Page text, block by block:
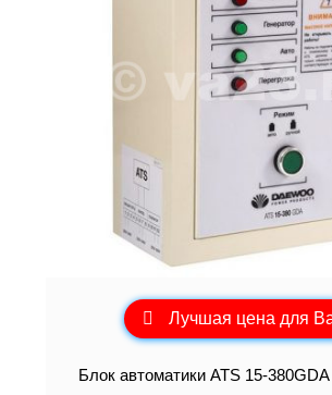
Лучшая цена для
Блок автоматики ATS 15-